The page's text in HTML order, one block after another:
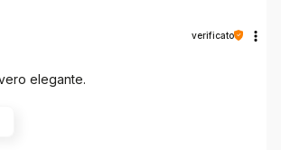
verificato
elegante.